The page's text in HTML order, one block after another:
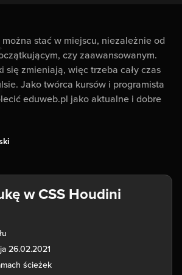
stać w miejscu, niezależnie od
czy zaawansowanym.
się zmieniają, więc trzeba cały czas
Jako twórca kursów i programista
eduweb.pl jako aktualne i dobre
w CSS Houdini
26.02.2021
ścieżek